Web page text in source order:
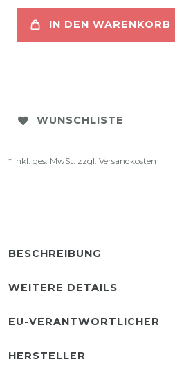
IN DEN WARENKORB
WUNSCHLISTE
* inkl. ges. MwSt. zzgl. Versandkosten
BESCHREIBUNG
WEITERE DETAILS
EU-VERANTWORTLICHER
HERSTELLER